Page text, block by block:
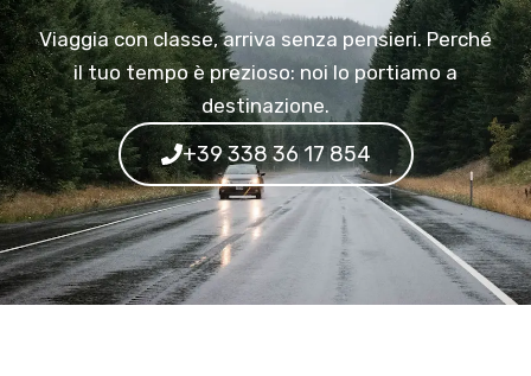
Viaggia con classe, arriva senza pensieri. Perché
il tuo tempo è prezioso: noi lo portiamo a
destinazione.
+39 338 36 17 854